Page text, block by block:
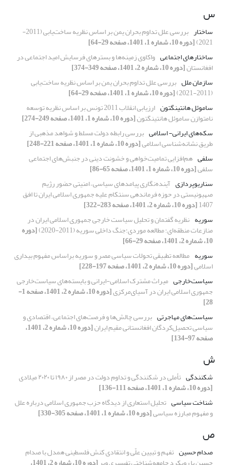
س
ساختار بررسی علل تداوم بحران یمن بر اساس نظریه ساخت‌یابی (2011-
2021) [دوره 10، شماره 1، 1401، صفحه 29-64]
ساختارهای اجتماعی واکاوی زمینه‌ها و بسترهای فرسایش امید اجتماعی در
افغانستان[دوره 10، شماره 2، 1401، صفحه 349-374]
سازمان ملل بررسی علل تداوم بحران یمن بر اساس نظریه ساخت‌یابی
(2011-2021)
[دوره 10، شماره 1، 1401، صفحه 29-64]
ساموئل هانتینگتون
ارزیابی انقلاب 2011 تونس بر اساس نظریه توسعه
نامتوازن ساموئل هانتینگتون[دوره 10، شماره 1، 1401، صفحه 249-274]
سکه‌های ایرانی- اسلامی بررسیِ رابطه دولت مسلط و شواهد مذهبی از
طریقِ نشانه‌شناسی اسلامی[دوره 10، شماره 1، 1401، صفحه 221-248]
سلفی هم‌افزایی تمامیت‌خواهی و خشونت دینی در جنبش‌های اجتماعی
سلفی[دوره 10، شماره 1، 1401، صفحه 65-86]
سناریوپردازی آینده‌نگاری پیامدهای سیاسی – امنیتی حضور رژیم
صهیونیستی در حوزه فرماندهی سنتکام علیه جمهوری اسلامی ایران تا افق
1407[دوره 10، شماره 2، 1401، صفحه 283-322]
سوریه نظریه گفتمان و تحلیل سیاست خارجی جمهوری اسلامی ایران در
منازعات منطقه‌ای؛ مطالعه موردی:جنگ داخلی سوریه (2011-2020) [دوره
10، شماره 2، 1401، صفحه 29-66]
سوریه مطالعه تطبیقی تحولات سیاسی مصر و سوریه براساس مفهوم بیداری
اسلامی[دوره 10، شماره 2، 1401، صفحه 197-228]
سیاست‌خارجی میراث مشترک اسلامی-ایرانی و بایسته‌های سیاست‌خارجی
جمهوری اسلامی ایران در آسیای‌مرکزی [دوره 10، شماره 2، 1401، صفحه 1-
28]
سیاست‌های مهاجرتی بررسی چالش‌ها و فرصت‌های اجتماعی، اقتصادی و
سیاسی تحصیل‌کردگان افغانستانی مقیم ایران [دوره 10، شماره 2، 1401،
صفحه 97-134]
ش
شکنندگی تأملی در شکنندگی و تداوم دولت در مصر از ۱۹۸۰ تا ۲۰۲۰ میلادی
[دوره 10، شماره 1، 1401، صفحه 111-136]
شناخت سیاسی تحلیل استعاری از دیدگاه حزب جمهوری اسلامی درباره علل
و مفهوم مبارزه سیاسی[دوره 10، شماره 1، 1401، صفحه 305-330]
ص
صدام حسین تفهم و تبیین علّی و انتقادی کنش فلسطینی همدل با صدام